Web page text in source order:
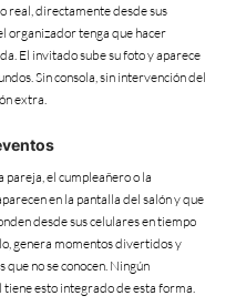
real, directamente desde sus
organizador tenga que hacer
El invitado sube su foto y aparece
Sin consola, sin intervención del
extra.
pareja, el cumpleañero o la
en la pantalla del salón y que
desde sus celulares en tiempo
genera momentos divertidos y
que no se conocen. Ningún
esto integrado de esta forma.